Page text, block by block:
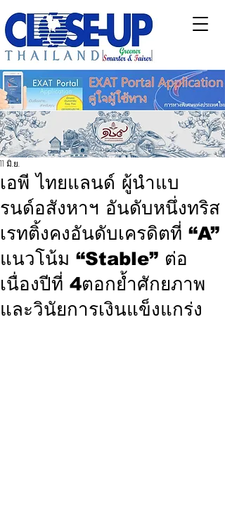
เอพี ไทยแลนด์ ผู้นำแบ
รนด์อสังหาฯ อันดับหนึ่งทริส
เรทติ้งคงอันดับเครดิตที่ “A”
แนวโน้ม “Stable” ต่อ
เนื่องปีที่ 4ตอกย้ำศักยภาพ
และวินัยการเงินแข็งแกร่ง
11 มิ.ย.